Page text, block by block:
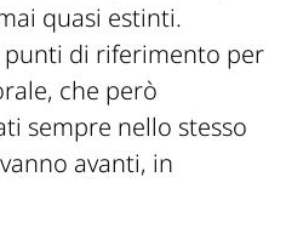
quasi estinti.
punti di riferimento per
che però
sempre nello stesso
avanti, in